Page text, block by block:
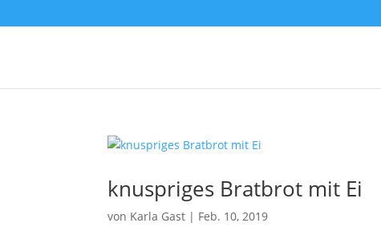
knuspriges Bratbrot mit Ei
von Karla Gast | Feb. 10, 2019